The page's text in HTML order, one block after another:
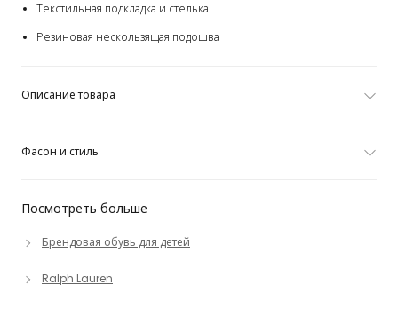
Посмотреть больше
Брендовая обувь для детей
Ralph Lauren
Текстильная подкладка и стелька
Резиновая нескользящая подошва
Описание товара
Фасон и стиль